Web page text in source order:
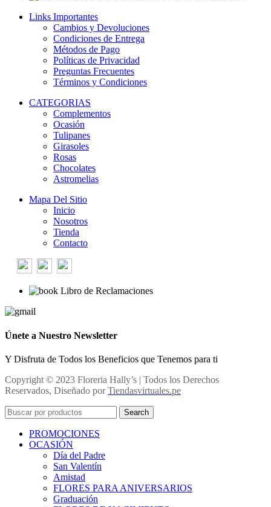
Links Importantes
Cambios y Devoluciones
Condiciones de Entrega
Métodos de Pago
Políticas de Privacidad
Preguntas Frecuentes
Términos y Condiciones
CATEGORIAS
Complementos
Ocasión
Tulipanes
Girasoles
Rosas
Chocolates
Astromelias
Mapa Del Sitio
Inicio
Nosotros
Tienda
Contacto
Libro de Reclamaciones
Únete a Nuestro Newsletter
Y Disfruta de Todos los Beneficios que Tenemos para ti
Copyright © 2023 Floreria Hally’s | Todos los Derechos
Reservados, Diseñado porTiendasvirtuales.pe
Search
PROMOCIONES
OCASIÓN
Día del Padre
San Valentín
Amistad
FLORES PARA ANIVERSARIOS
Graduación